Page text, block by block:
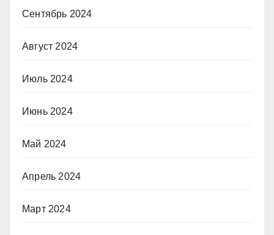
Сентябрь 2024
Август 2024
Июль 2024
Июнь 2024
Май 2024
Апрель 2024
Март 2024